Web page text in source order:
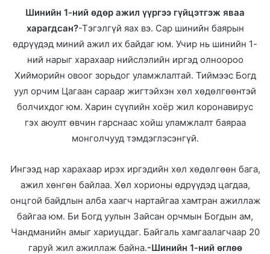
Шинийн 1-ний өдөр ажил үүргээ гүйцэтгэж яваа
харагдсан?-Тэгэлгүй яах вэ. Сар шинийн баярын
өдрүүдэд миний ажил их байдаг юм. Учир нь шинийн 1-
ний нарыг харахаар нийслэлийн иргэд олноороо
Хийморийн овоог зорьдог уламжлалтай. Тиймээс Богд
уул орчим Цагаан сараар жигтэйхэн хөл хөдөлгөөнтэй
болчихдог юм. Харин сүүлийн хоёр жил коронавирус
гэх аюулт өвчин гарснаас хойш уламжлалт баяраа
монголчууд тэмдэглэсэнгүй.
Ингээд нар харахаар ирэх иргэдийн хөл хөдөлгөөн бага,
ажил хөнгөн байлаа. Хөл хорионы өдрүүдэд цагдаа,
онцгой байдлын алба хаагч нартайгаа хамтран ажиллаж
байгаа юм. Би Богд уулын Зайсан орчмын Богдын ам,
Чандманийн амыг хариуцдаг. Байгаль хамгаалагчаар 20
гаруй жил ажиллаж байна.-Шинийн 1-ний өглөө